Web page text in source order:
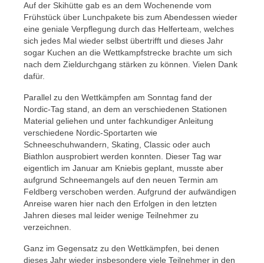
Auf der Skihütte gab es an dem Wochenende vom
Frühstück über Lunchpakete bis zum Abendessen wieder
eine geniale Verpflegung durch das Helferteam, welches
sich jedes Mal wieder selbst übertrifft und dieses Jahr
sogar Kuchen an die Wettkampfstrecke brachte um sich
nach dem Zieldurchgang stärken zu können. Vielen Dank
dafür.
Parallel zu den Wettkämpfen am Sonntag fand der
Nordic-Tag stand, an dem an verschiedenen Stationen
Material geliehen und unter fachkundiger Anleitung
verschiedene Nordic-Sportarten wie
Schneeschuhwandern, Skating, Classic oder auch
Biathlon ausprobiert werden konnten. Dieser Tag war
eigentlich im Januar am Kniebis geplant, musste aber
aufgrund Schneemangels auf den neuen Termin am
Feldberg verschoben werden. Aufgrund der aufwändigen
Anreise waren hier nach den Erfolgen in den letzten
Jahren dieses mal leider wenige Teilnehmer zu
verzeichnen.
Ganz im Gegensatz zu den Wettkämpfen, bei denen
dieses Jahr wieder insbesondere viele Teilnehmer in den